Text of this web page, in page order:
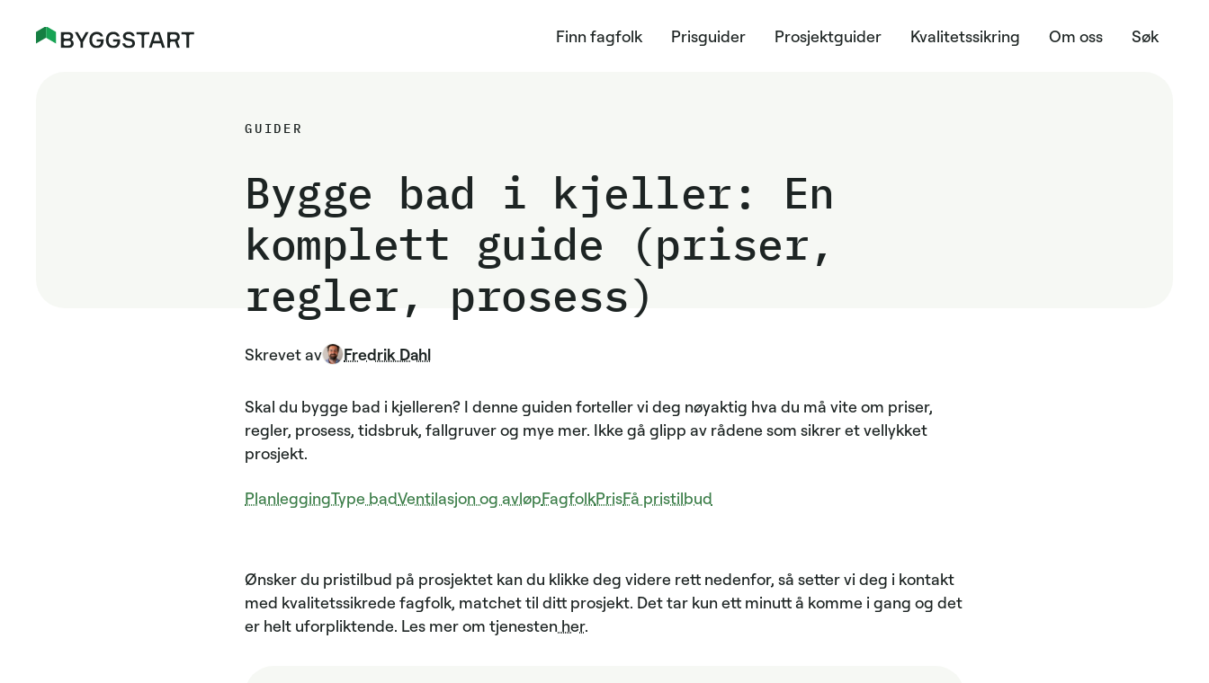
Finn fagfolk Prisguider Prosjektguider Kvalitetssikring Om oss Søk
GUIDER
Bygge bad i kjeller: En
komplett guide (priser,
regler, prosess)
Skrevet av Fredrik Dahl
Skal du bygge bad i kjelleren? I denne guiden forteller vi deg nøyaktig hva du må vite om priser,
regler, prosess, tidsbruk, fallgruver og mye mer. Ikke gå glipp av rådene som sikrer et vellykket
prosjekt.
PlanleggingType badVentilasjon og avløpFagfolkPrisFå pristilbud
Ønsker du pristilbud på prosjektet kan du klikke deg videre rett nedenfor, så setter vi deg i kontakt
med kvalitetssikrede fagfolk, matchet til ditt prosjekt. Det tar kun ett minutt å komme i gang og det
er helt uforpliktende. Les mer om tjenesten her.